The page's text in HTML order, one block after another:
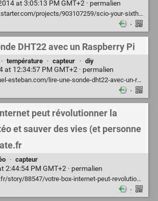
at 3:05:13 PM GMT+2 · permalien
projects/903107259/scio-your-sixth-sense-a-pocket-molecular-sensor-fo
·
DHT22 avec un Raspberry Pi
· température · capteur · diy
12:34:57 PM GMT+2 · permalien
lire-une-sonde-dht22-avec-un-raspberry-pi/
·
peut révolutionner la
et sauver des vies (et personne
· capteur
2:44:54 PM GMT+2 · permalien
votre-box-internet-peut-revolutionner-la-prevision-meteo-et-sauver-des-vies
·